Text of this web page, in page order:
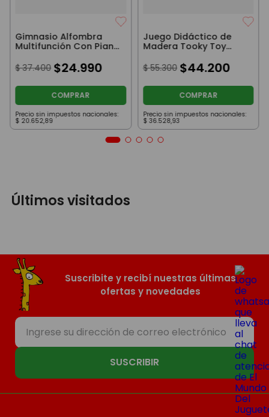
Gimnasio Alfombra
Multifunción Con Piano
Interactivo Y
Colgantes Celeste
$ 37.400 $24.990
COMPRAR
Precio sin impuestos nacionales:
$ 20.652,89
Juego Didáctico de
Madera Tooky Toy
$ 55.300 $44.200
COMPRAR
Precio sin impuestos nacionales:
$ 36.528,93
Últimos visitados
Suscribite y recibí nuestras últimas
ofertas y novedades
SUSCRIBIR